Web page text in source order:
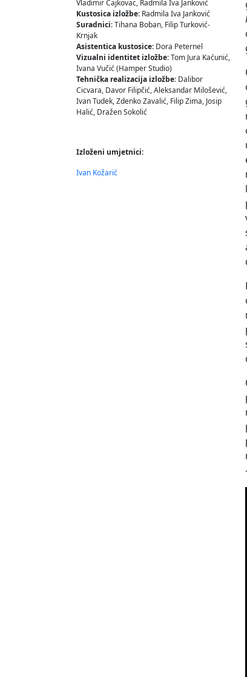
Vladimir Čajkovac, Radmila Iva Janković
Kustosica izložbe: Radmila Iva Janković
Suradnici: Tihana Boban, Filip Turković-
Krnjak
Asistentica kustosice: Dora Peternel
Vizualni identitet izložbe: Tom Jura Kaćunić,
Ivana Vučić (Hamper Studio)
Tehnička realizacija izložbe: Dalibor
Cicvara, Davor Filipčić, Aleksandar Milošević,
Ivan Tudek, Zdenko Zavalić, Filip Zima, Josip
Halić, Dražen Sokolić
Izloženi umjetnici:
Ivan Kožarić